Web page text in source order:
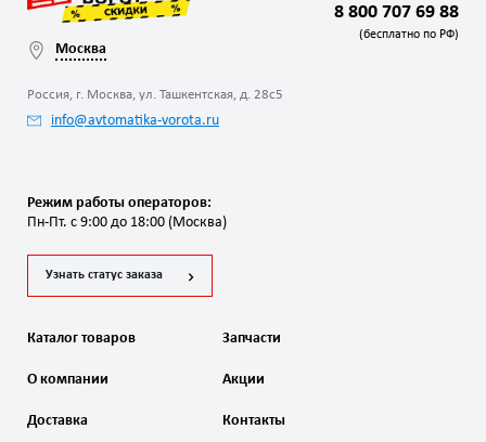
Москва
Россия, г. Москва, ул. Ташкентская, д. 28с5
info@avtomatika-vorota.ru
8 800 707 69 88
(бесплатно по РФ)
Режим работы операторов:
Пн-Пт. с 9:00 до 18:00 (Москва)
Узнать статус заказа
Каталог товаров Запчасти
О компании
Доставка
Акции
Контакты